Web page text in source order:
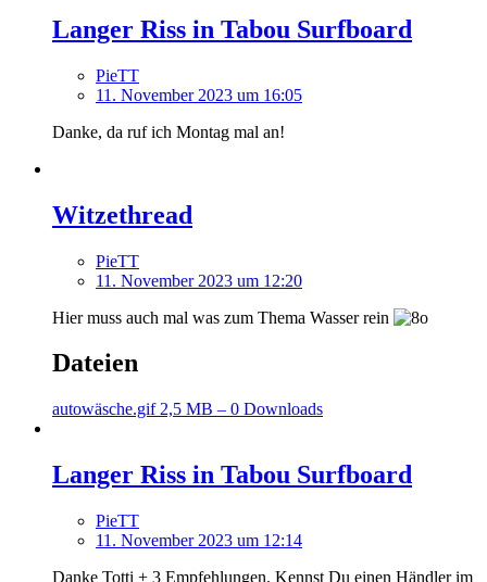
Langer Riss in Tabou Surfboard
PieTT
11. November 2023 um 16:05
Danke, da ruf ich Montag mal an!
Witzethread
PieTT
11. November 2023 um 12:20
Hier muss auch mal was zum Thema Wasser rein
Dateien
autowäsche.gif 2,5 MB – 0 Downloads
Langer Riss in Tabou Surfboard
PieTT
11. November 2023 um 12:14
Danke Totti + 3 Empfehlungen. Kennst Du einen Händler im